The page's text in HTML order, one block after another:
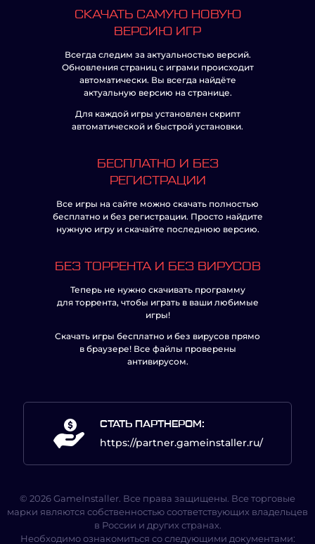
СКАЧАТЬ САМУЮ НОВУЮ
ВЕРСИЮ ИГР
Всегда следим за актуальностью версий.
Обновления страниц с играми происходит
автоматически. Вы всегда найдёте
актуальную версию на странице.
Для каждой игры установлен скрипт
автоматической и быстрой установки.
БЕСПЛАТНО И БЕЗ
РЕГИСТРАЦИИ
Все игры на сайте можно скачать полностью
бесплатно и без регистрации. Просто найдите
нужную игру и скачайте последнюю версию.
БЕЗ ТОРРЕНТА И БЕЗ ВИРУСОВ
Теперь не нужно скачивать программу
для торрента, чтобы играть в ваши любимые
игры!
Скачать игры бесплатно и без вирусов прямо
в браузере! Все файлы проверены
антивирусом.
СТАТЬ ПАРТНЕРОМ:
https://partner.gameinstaller.ru/
© 2026 GameInstaller. Все права защищены. Все торговые
марки являются собственностью соответствующих владельцев
в России и других странах.
Необходимо ознакомиться со следующими документами: